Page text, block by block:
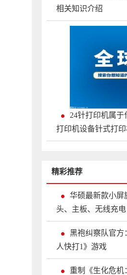
相关知识介绍
24针打印机属
打印机设备针式打
精彩推荐
华硕最新款小屏
头、主板、无线充电
黑袍纠察队官方
人快打1》游戏
重制《生化危机